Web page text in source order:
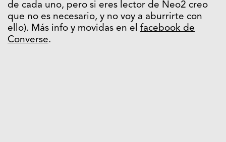
de cada uno, pero si eres lector de Neo2 creo
que no es necesario, y no voy a aburrirte con
ello). Más info y movidas en el facebook de
Converse.